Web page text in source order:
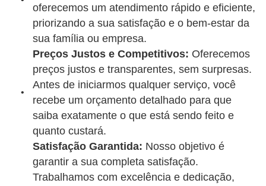
oferecemos um atendimento rápido e eficiente,
priorizando a sua satisfação e o bem-estar da
sua família ou empresa.
Preços Justos e Competitivos: Oferecemos
preços justos e transparentes, sem surpresas.
Antes de iniciarmos qualquer serviço, você
recebe um orçamento detalhado para que
saiba exatamente o que está sendo feito e
quanto custará.
Satisfação Garantida: Nosso objetivo é
garantir a sua completa satisfação.
Trabalhamos com excelência e dedicação,